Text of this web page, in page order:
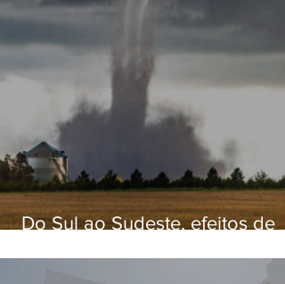
Do Sul ao Sudeste, efeitos de
apreensão na população